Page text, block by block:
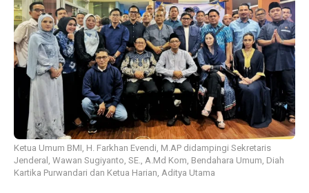
Ketua Umum BMI, H. Farkhan Evendi, M.AP didampingi Sekretaris
Jenderal, Wawan Sugiyanto, SE., A.Md Kom, Bendahara Umum, Diah
Kartika Purwandari dan Ketua Harian, Aditya Utama